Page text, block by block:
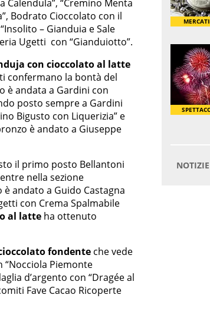
Calendula”, “Cremino Menta
Bodrato Cioccolato con il
– Gianduia e Sale
Ugetti con “Gianduiotto”.
con cioccolato al latte
confermano la bontà del
è andata a Gardini con
posto sempre a Gardini
Bigusto con Liquerizia” e
è andato a Giuseppe
il primo posto Bellantoni
nella sezione
andato a Guido Castagna
con Crema Spalmabile
al latte ha ottenuto
fondente che vede
Piemonte
d’argento con “Dragée al
Fave Cacao Ricoperte